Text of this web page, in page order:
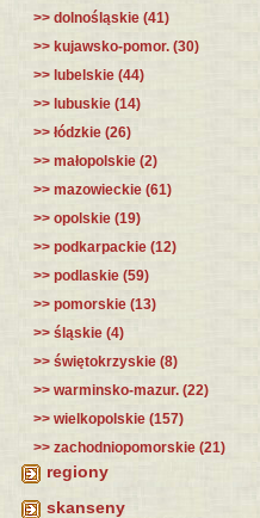
>> dolnośląskie (41)
>> kujawsko-pomor. (30)
>> lubelskie (44)
>> lubuskie (14)
>> łódzkie (26)
>> małopolskie (2)
>> mazowieckie (61)
>> opolskie (19)
>> podkarpackie (12)
>> podlaskie (59)
>> pomorskie (13)
>> śląskie (4)
>> świętokrzyskie (8)
>> warminsko-mazur. (22)
>> wielkopolskie (157)
>> zachodniopomorskie (21)
regiony
skanseny